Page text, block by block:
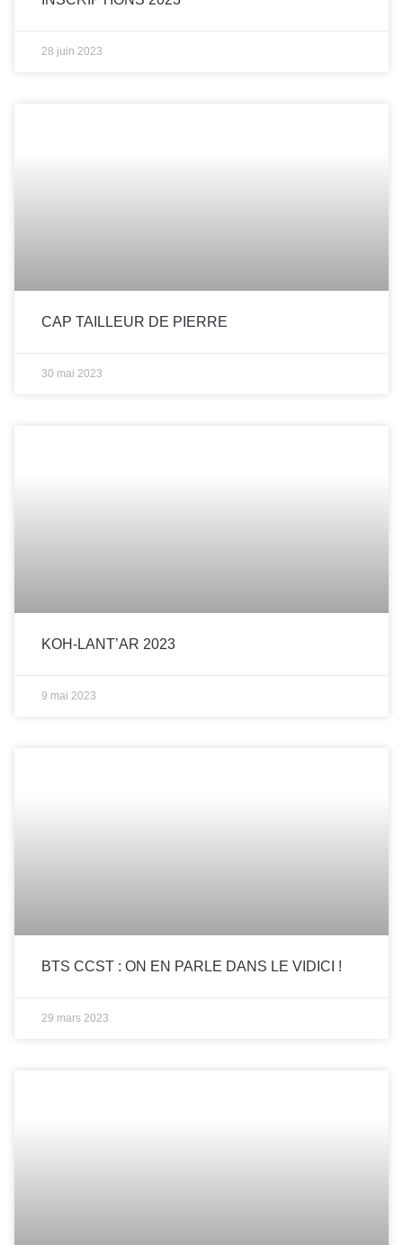
28 juin 2023
CAP TAILLEUR DE PIERRE
30 mai 2023
KOH-LANT’AR 2023
9 mai 2023
BTS CCST : ON EN PARLE DANS LE VIDICI !
29 mars 2023